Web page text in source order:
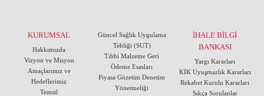
KURUMSAL
Hakkımızda
Vizyon ve Misyon
Amaçlarımız ve
Hedeflerimiz
Temsil
Güncel Sağlık Uygulama
Tebliği (SUT)
Tıbbi Malzeme Geri
Ödeme Esasları
Piyasa Gözetim Denetim
Yönetmeliği
İHALE BİLGİ
BANKASI
Yargı Kararları
KİK Uyuşmazlık Kararları
Rekabet Kurulu Kararları
Sıkça Sorulanlar
Tıbbi Cihazlarda Teknik Servis Mezvuatları